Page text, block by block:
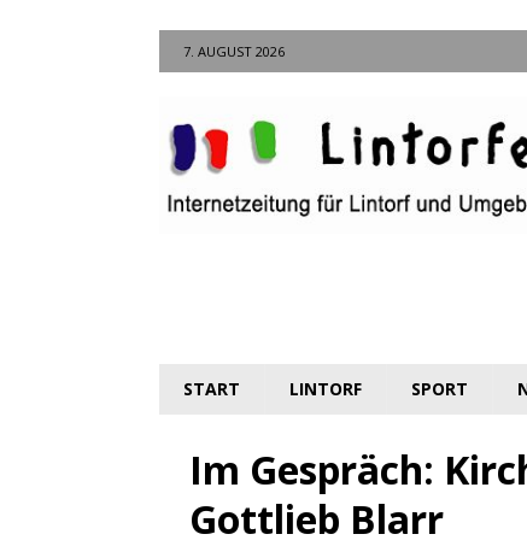
7. AUGUST 2026
START LINTORF SPORT
Im Gespräch:
Gottlieb Blarr